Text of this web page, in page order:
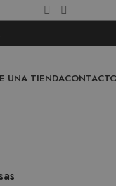
UNA TIENDA